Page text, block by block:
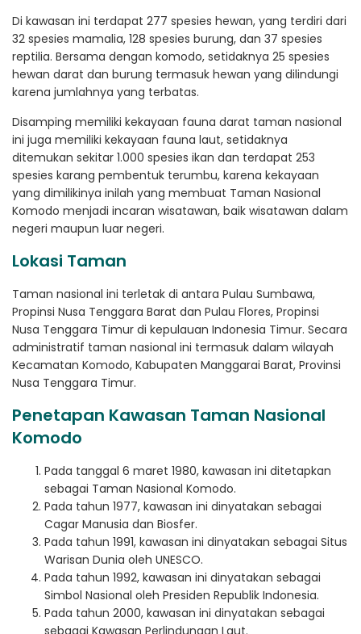
Di kawasan ini terdapat 277 spesies hewan, yang terdiri dari
32 spesies mamalia, 128 spesies burung, dan 37 spesies
reptilia. Bersama dengan komodo, setidaknya 25 spesies
hewan darat dan burung termasuk hewan yang dilindungi
karena jumlahnya yang terbatas.
Disamping memiliki kekayaan fauna darat taman nasional
ini juga memiliki kekayaan fauna laut, setidaknya
ditemukan sekitar 1.000 spesies ikan dan terdapat 253
spesies karang pembentuk terumbu, karena kekayaan
yang dimilikinya inilah yang membuat Taman Nasional
Komodo menjadi incaran wisatawan, baik wisatawan dalam
negeri maupun luar negeri.
Lokasi Taman
Taman nasional ini terletak di antara Pulau Sumbawa,
Propinsi Nusa Tenggara Barat dan Pulau Flores, Propinsi
Nusa Tenggara Timur di kepulauan Indonesia Timur. Secara
administratif taman nasional ini termasuk dalam wilayah
Kecamatan Komodo, Kabupaten Manggarai Barat, Provinsi
Nusa Tenggara Timur.
Penetapan Kawasan Taman Nasional
Komodo
Pada tanggal 6 maret 1980, kawasan ini ditetapkan
sebagai Taman Nasional Komodo.
Pada tahun 1977, kawasan ini dinyatakan sebagai
Cagar Manusia dan Biosfer.
Pada tahun 1991, kawasan ini dinyatakan sebagai Situs
Warisan Dunia oleh UNESCO.
Pada tahun 1992, kawasan ini dinyatakan sebagai
Simbol Nasional oleh Presiden Republik Indonesia.
Pada tahun 2000, kawasan ini dinyatakan sebagai